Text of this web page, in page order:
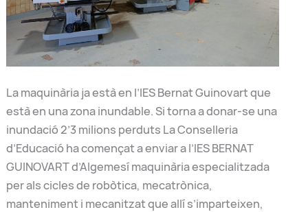
La maquinària ja està en l’IES Bernat Guinovart que
està en una zona inundable. Si torna a donar-se una
inundació 2’3 milions perduts La Conselleria
d’Educació ha començat a enviar a l’IES BERNAT
GUINOVART d’Algemesí maquinària especialitzada
per als cicles de robòtica, mecatrònica,
manteniment i mecanitzat que allí s’imparteixen,